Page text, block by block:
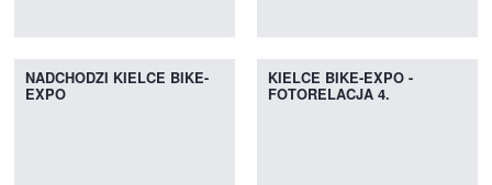
NADCHODZI KIELCE BIKE-
EXPO
KIELCE BIKE-EXPO -
FOTORELACJA 4.